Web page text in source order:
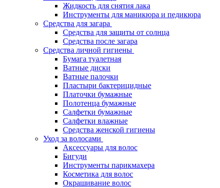
Жидкость для снятия лака
Инструменты для маникюра и педикюра
Средства для загара
Средства для защиты от солнца
Средства после загара
Средства личной гигиены
Бумага туалетная
Ватные диски
Ватные палочки
Пластыри бактерицидные
Платочки бумажные
Полотенца бумажные
Салфетки бумажные
Салфетки влажные
Средства женской гигиены
Уход за волосами
Аксессуары для волос
Бигуди
Инструменты парикмахера
Косметика для волос
Окрашивание волос